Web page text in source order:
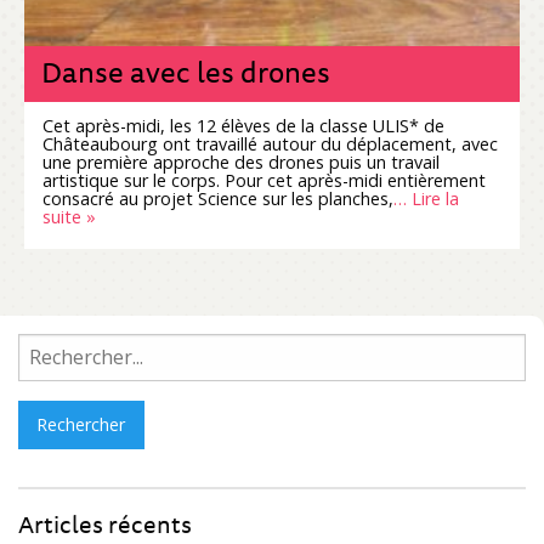
Danse avec les drones
Cet après-midi, les 12 élèves de la classe ULIS* de
Châteaubourg ont travaillé autour du déplacement, avec
une première approche des drones puis un travail
artistique sur le corps. Pour cet après-midi entièrement
consacré au projet Science sur les planches,… Lire la
suite »
Rechercher :
Articles récents